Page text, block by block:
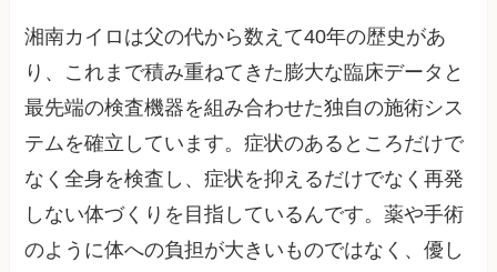
湘南カイロは父の代から数えて40年の歴史があ
り、これまで積み重ねてきた膨大な臨床データと
最先端の検査機器を組み合わせた独自の施術シス
テムを確立しています。症状のあるところだけで
なく全身を検査し、症状を抑えるだけでなく再発
しない体づくりを目指しているんです。薬や手術
のように体への負担が大きいものではなく、優し